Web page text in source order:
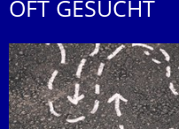
OFT GESUCHT